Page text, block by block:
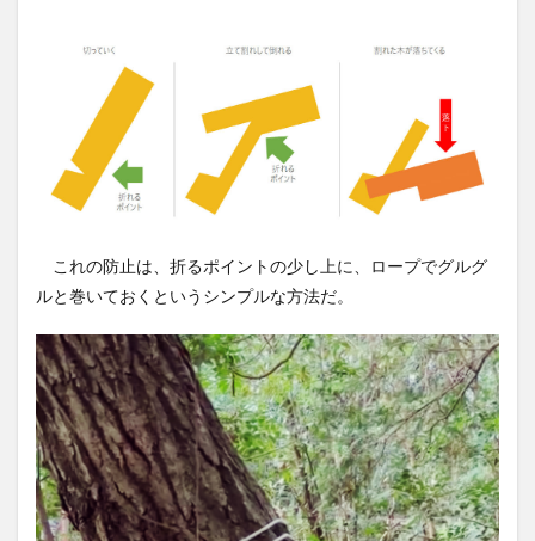
これの防止は、折るポイントの少し上に、ロープでグルグ
ルと巻いておくというシンプルな方法だ。